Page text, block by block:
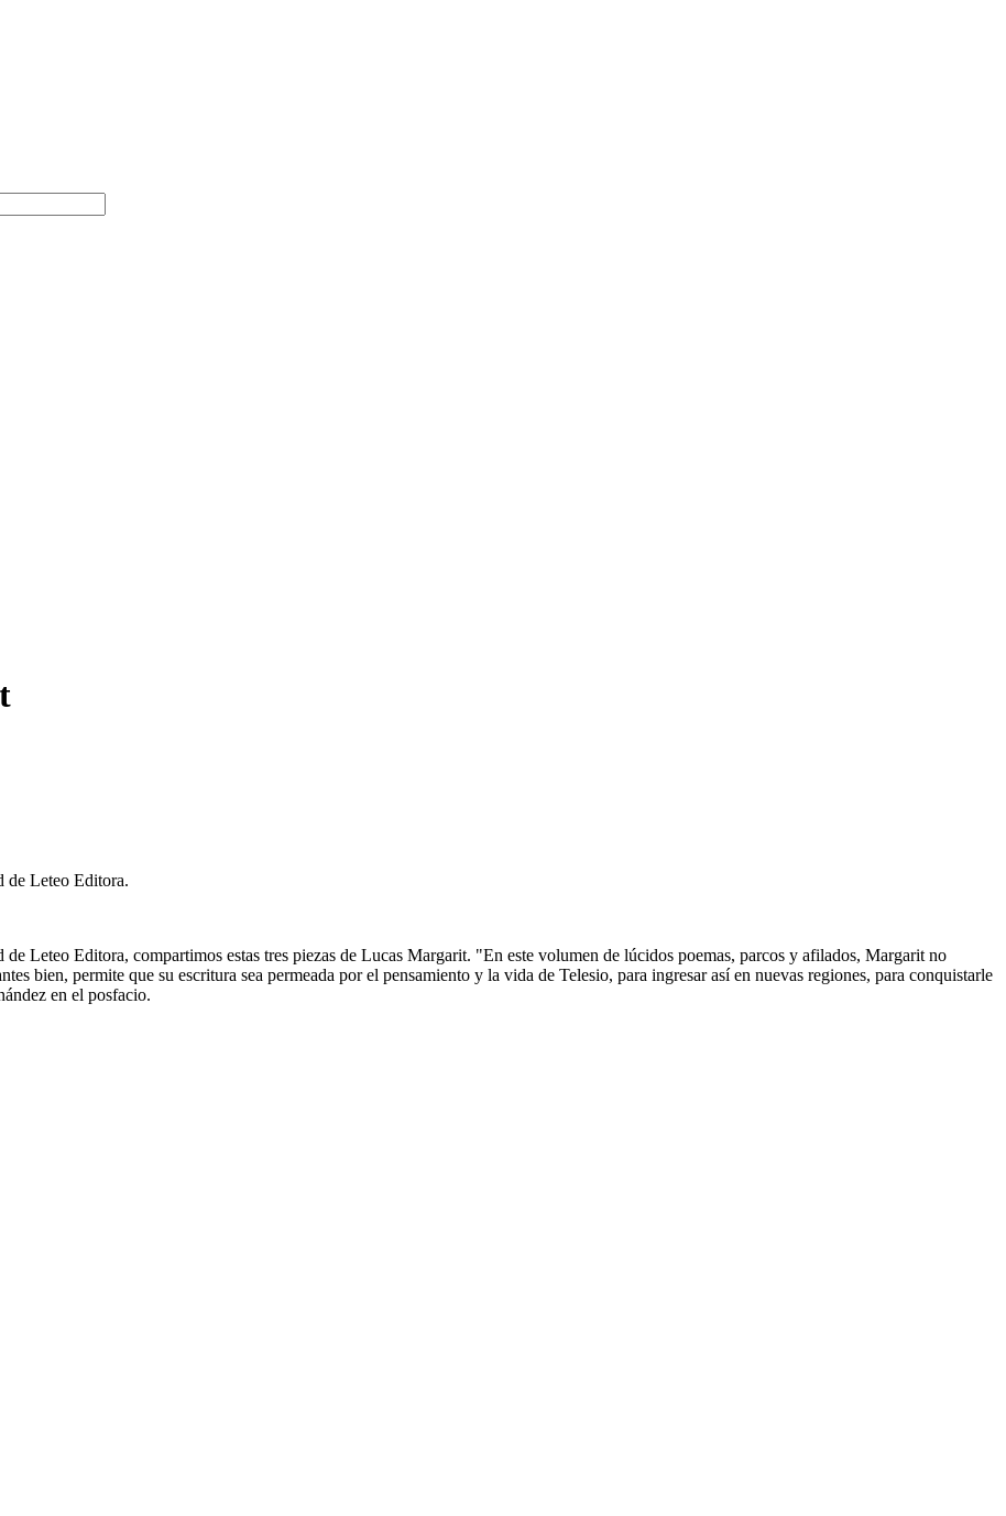
de Leteo Editora.
de Leteo Editora, compartimos estas tres piezas de Lucas Margarit. "En este volumen de lúcidos poemas, parcos y afilados, Margarit no
bien, permite que su escritura sea permeada por el pensamiento y la vida de Telesio, para ingresar así en nuevas regiones, para conquistarle
en el posfacio.